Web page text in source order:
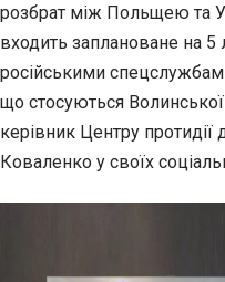
розбрат між Польщею та
входить заплановане на
російськими
що стосуються
керівник Центру
Коваленко у своїх